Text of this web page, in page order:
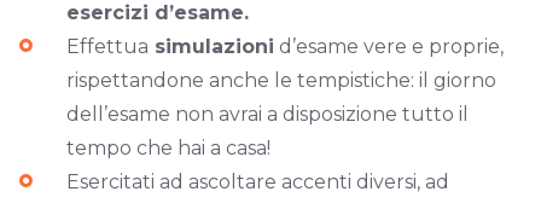
esercizi d’esame.
Effettua simulazioni d’esame vere e proprie,
rispettandone anche le tempistiche: il giorno
dell’esame non avrai a disposizione tutto il
tempo che hai a casa!
Esercitati ad ascoltare accenti diversi, ad